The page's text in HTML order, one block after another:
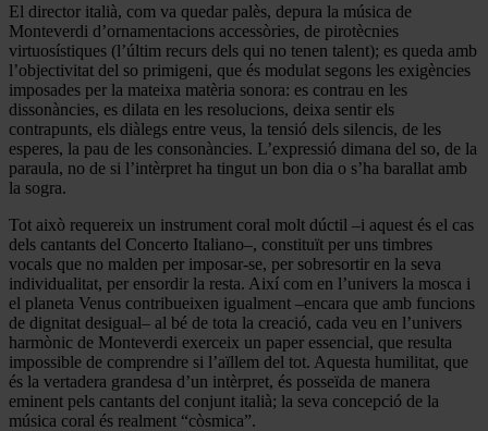
El director italià, com va quedar palès, depura la música de
Monteverdi d’ornamentacions accessòries, de pirotècnies
virtuosístiques (l’últim recurs dels qui no tenen talent); es queda amb
l’objectivitat del so primigeni, que és modulat segons les exigències
imposades per la mateixa matèria sonora: es contrau en les
dissonàncies, es dilata en les resolucions, deixa sentir els
contrapunts, els diàlegs entre veus, la tensió dels silencis, de les
esperes, la pau de les consonàncies. L’expressió dimana del so, de la
paraula, no de si l’intèrpret ha tingut un bon dia o s’ha barallat amb
la sogra.
Tot això requereix un instrument coral molt dúctil –i aquest és el cas
dels cantants del Concerto Italiano–, constituït per uns timbres
vocals que no malden per imposar-se, per sobresortir en la seva
individualitat, per ensordir la resta. Així com en l’univers la mosca i
el planeta Venus contribueixen igualment –encara que amb funcions
de dignitat desigual– al bé de tota la creació, cada veu en l’univers
harmònic de Monteverdi exerceix un paper essencial, que resulta
impossible de comprendre si l’aïllem del tot. Aquesta humilitat, que
és la vertadera grandesa d’un intèrpret, és posseïda de manera
eminent pels cantants del conjunt italià; la seva concepció de la
música coral és realment “còsmica”.